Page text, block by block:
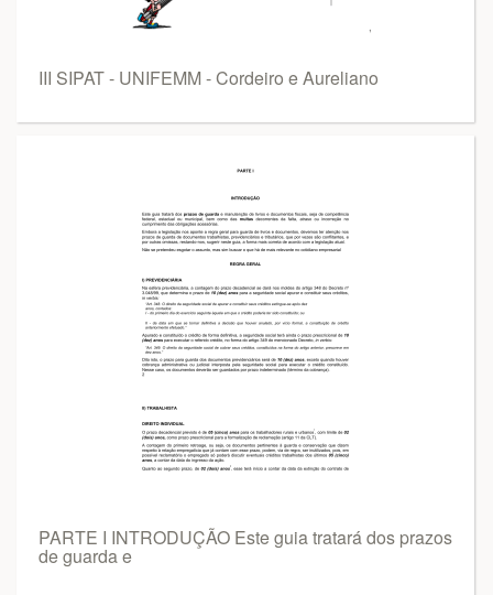
III SIPAT - UNIFEMM - Cordeiro e Aureliano
PARTE I INTRODUÇÃO Este guia tratará dos prazos
de guarda e